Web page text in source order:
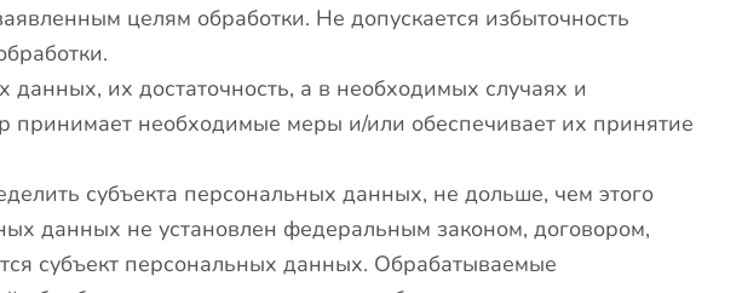
целям обработки. Не допускается избыточность
их достаточность, а в необходимых случаях и
принимает необходимые меры и/или обеспечивает их принятие
субъекта персональных данных, не дольше, чем этого
данных не установлен федеральным законом, договором,
субъект персональных данных. Обрабатываемые